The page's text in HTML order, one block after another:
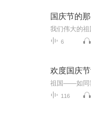
国庆节的
6
欢度国庆
116